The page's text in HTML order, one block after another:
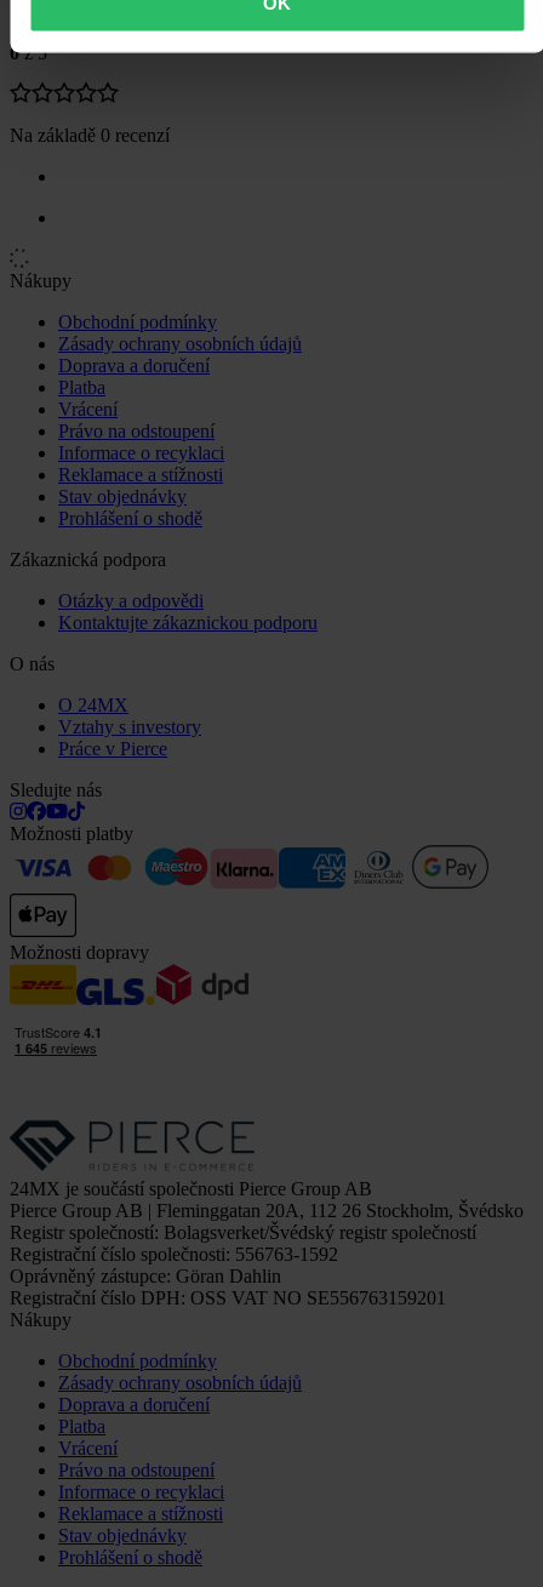
0z 5
Na základě 0 recenzí
Nákupy
Obchodní podmínky
Zásady ochrany osobních údajů
Doprava a doručení
Platba
Vrácení
Právo na odstoupení
Informace o recyklaci
Reklamace a stížnosti
Stav objednávky
Prohlášení o shodě
Zákaznická podpora
Otázky a odpovědi
Kontaktujte zákaznickou podporu
O nás
O 24MX
Vztahy s investory
Práce v Pierce
Sledujte nás
Možnosti platby
Možnosti dopravy
24MX je součástí společnosti Pierce Group AB
Pierce Group AB | Fleminggatan 20A, 112 26 Stockholm, Švédsko
Registr společností: Bolagsverket/Švédský registr společností
Registrační číslo společnosti: 556763-1592
Oprávněný zástupce: Göran Dahlin
Registrační číslo DPH: OSS VAT NO SE556763159201
Nákupy
Obchodní podmínky
Zásady ochrany osobních údajů
Doprava a doručení
Platba
Vrácení
Právo na odstoupení
Informace o recyklaci
Reklamace a stížnosti
Stav objednávky
Prohlášení o shodě